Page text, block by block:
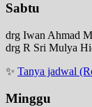
Sabtu
drg Iwan Ahmad
drg R Sri Mulya
✨ Tanya jadwal
Minggu